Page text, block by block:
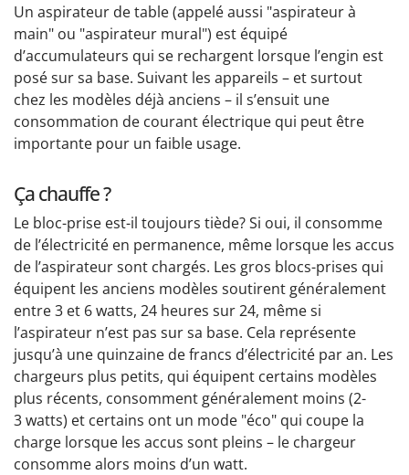
Un aspirateur de table (appelé aussi "aspirateur à
main" ou "aspirateur mural") est équipé
d’accumulateurs qui se rechargent lorsque l’engin est
posé sur sa base. Suivant les appareils – et surtout
chez les modèles déjà anciens – il s’ensuit une
consommation de courant électrique qui peut être
importante pour un faible usage.
Ça chauffe ?
Le bloc-prise est-il toujours tiède? Si oui, il consomme
de l’électricité en permanence, même lorsque les accus
de l’aspirateur sont chargés. Les gros blocs-prises qui
équipent les anciens modèles soutirent généralement
entre 3 et 6 watts, 24 heures sur 24, même si
l’aspirateur n’est pas sur sa base. Cela représente
jusqu’à une quinzaine de francs d’électricité par an. Les
chargeurs plus petits, qui équipent certains modèles
plus récents, consomment généralement moins (2-
3 watts) et certains ont un mode "éco" qui coupe la
charge lorsque les accus sont pleins – le chargeur
consomme alors moins d’un watt.